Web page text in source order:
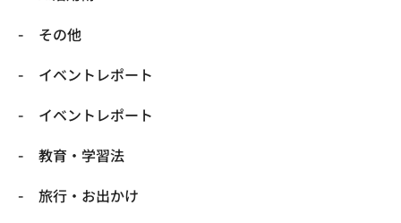
​その他
​イベントレポート
​イベントレポート
​教育・学習法
​旅行・お出かけ